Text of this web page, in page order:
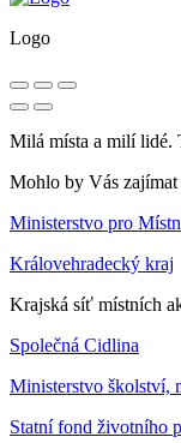
Logo
Milá místa a milí lidé.
Mohlo by Vás zajímat
Ministerstvo pro
Královehradecký kraj
Krajská síť místních
Společná Cidlina
Ministerstvo školství,
Statní fond životního